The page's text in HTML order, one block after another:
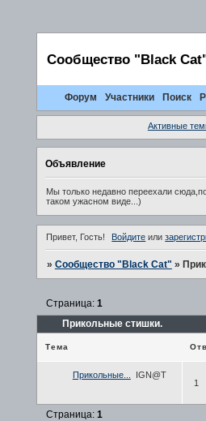
Сообщество "Black
Форум Участники Поиск
Активные
Объявление
Мы только недавно переехали
таком ужасном виде...)
Привет, Гость! Войдите или
» Сообщество "Black Cat" »
Прикольные стишки.
Страница: 1
Тема
Прикольные...
IGN@T
1
Страница: 1